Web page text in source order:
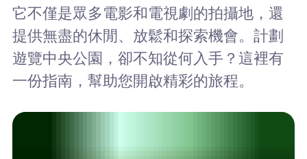
企業用戶
它不僅是眾多電影和電視劇的拍攝地，還
提供無盡的休閒、放鬆和探索機會。計劃
遊覽中央公園，卻不知從何入手？這裡有
一份指南，幫助您開啟精彩的旅程。